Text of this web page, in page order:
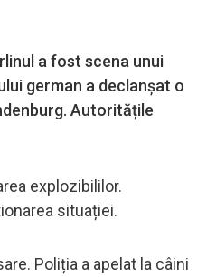
a fost scena unui
german a declanșat o
Autoritățile
explozibililor.
situației.
Poliția a apelat la câini